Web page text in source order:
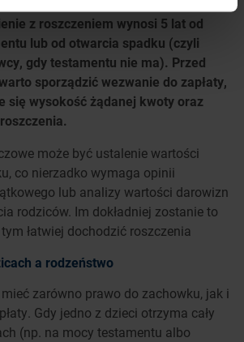
z roszczeniem wynosi 5 lat od
lub od otwarcia spadku (czyli
gdy testamentu nie ma). Przed
sporządzić wezwanie do zapłaty,
się wysokość żądanej kwoty oraz
może być ustalenie wartości
co nierzadko wymaga opinii
lub analizy wartości darowizn
rodziców. Im dokładniej zostanie to
łatwiej dochodzić roszczenia
a rodzeństwo
zarówno prawo do zachowku, jak i
Gdy jedno z dzieci otrzyma cały
(np. na mocy testamentu albo